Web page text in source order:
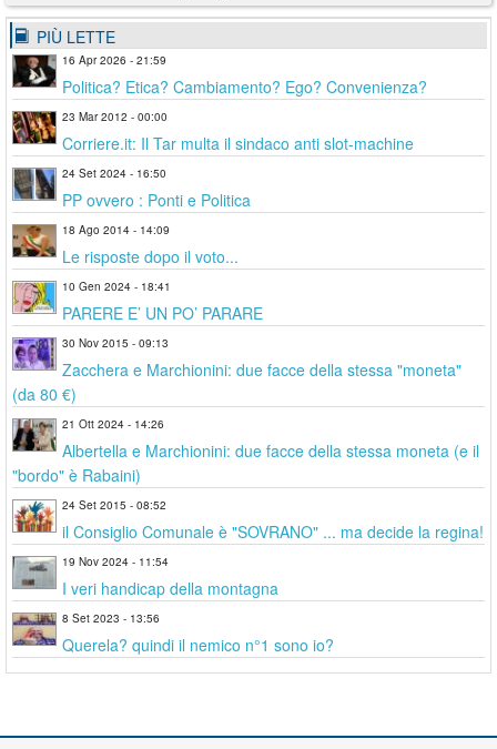
PIÙ LETTE
16 Apr 2026 - 21:59
Politica? Etica? Cambiamento? Ego? Convenienza?
23 Mar 2012 - 00:00
Corriere.it: Il Tar multa il sindaco anti slot-machine
24 Set 2024 - 16:50
PP ovvero : Ponti e Politica
18 Ago 2014 - 14:09
Le risposte dopo il voto...
10 Gen 2024 - 18:41
PARERE E’ UN PO’ PARARE
30 Nov 2015 - 09:13
Zacchera e Marchionini: due facce della stessa "moneta"
(da 80 €)
21 Ott 2024 - 14:26
Albertella e Marchionini: due facce della stessa moneta (e il
"bordo" è Rabaini)
24 Set 2015 - 08:52
il Consiglio Comunale è "SOVRANO" ... ma decide la regina!
19 Nov 2024 - 11:54
I veri handicap della montagna
8 Set 2023 - 13:56
Querela? quindi il nemico n°1 sono io?